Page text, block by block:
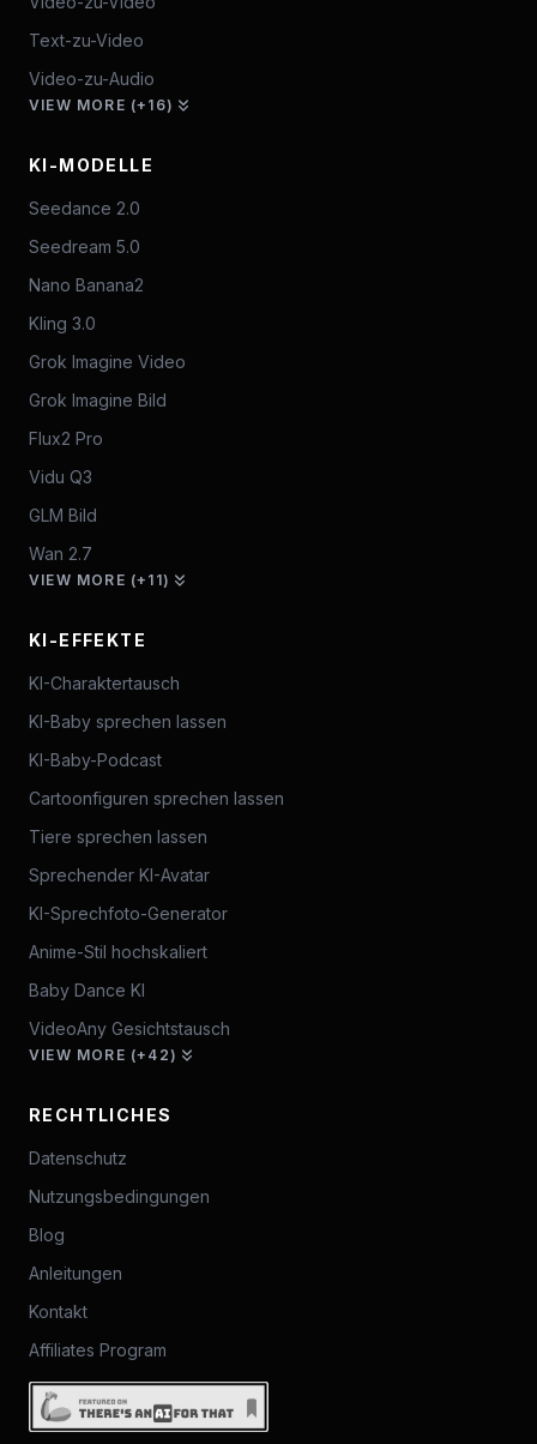
Text-zu-Video
Video-zu-Audio
VIEW MORE (+16)
KI-MODELLE
Seedance 2.0
Seedream 5.0
Nano Banana2
Kling 3.0
Grok Imagine Video
Grok Imagine Bild
Flux2 Pro
Vidu Q3
GLM Bild
Wan 2.7
VIEW MORE (+11)
KI-EFFEKTE
KI-Charaktertausch
KI-Baby sprechen lassen
KI-Baby-Podcast
Cartoonfiguren sprechen lassen
Tiere sprechen lassen
Sprechender KI-Avatar
KI-Sprechfoto-Generator
Anime-Stil hochskaliert
Baby Dance KI
VideoAny Gesichtstausch
VIEW MORE (+42)
RECHTLICHES
Datenschutz
Nutzungsbedingungen
Blog
Anleitungen
Kontakt
Affiliates Program